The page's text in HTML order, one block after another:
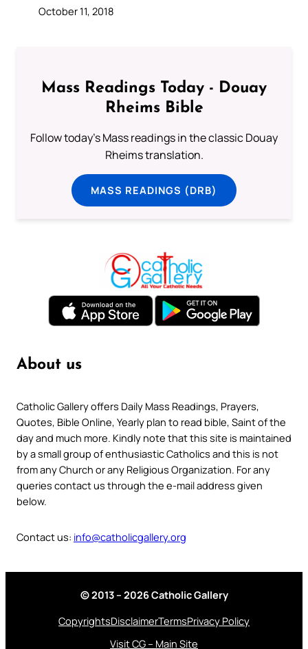
October 11, 2018
Mass Readings Today - Douay
Rheims Bible
Follow today's Mass readings in the classic Douay
Rheims translation.
MASS READINGS (DRB)
About us
Catholic Gallery offers Daily Mass Readings, Prayers,
Quotes, Bible Online, Yearly plan to read bible, Saint of the
day and much more. Kindly note that this site is maintained
by a small group of enthusiastic Catholics and this is not
from any Church or any Religious Organization. For any
queries contact us through the e-mail address given
below.
Contact us: info@catholicgallery.org
© 2013 – 2026 Catholic Gallery
CopyrightsDisclaimerTermsPrivacy Policy
Visit CG – Main Site